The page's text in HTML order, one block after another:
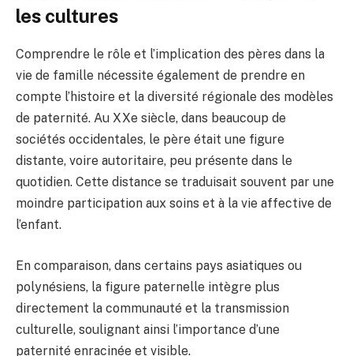
les cultures
Comprendre le rôle et l’implication des pères dans la
vie de famille nécessite également de prendre en
compte l’histoire et la diversité régionale des modèles
de paternité. Au XXe siècle, dans beaucoup de
sociétés occidentales, le père était une figure
distante, voire autoritaire, peu présente dans le
quotidien. Cette distance se traduisait souvent par une
moindre participation aux soins et à la vie affective de
l’enfant.
En comparaison, dans certains pays asiatiques ou
polynésiens, la figure paternelle intègre plus
directement la communauté et la transmission
culturelle, soulignant ainsi l’importance d’une
paternité enracinée et visible.